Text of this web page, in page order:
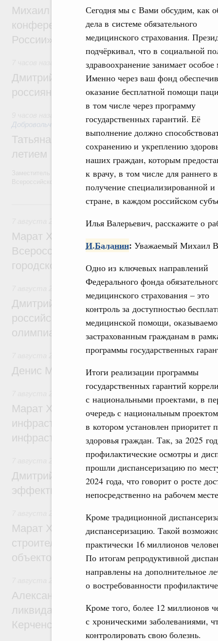
Сегодня мы с Вами обсудим, как
дела в системе обязательного
медицинского страхования.
подчёркивал, что в социальной
здравоохранение занимает особое
Именно через ваш фонд
оказание бесплатной помощи
в том числе через программу
государственных гарантий. Её
выполнение должно
сохранению и укреплению
наших граждан, которым
к врачу, в том числе для раннего
получение специализированной
стране, в каждом российском
Илья Валерьевич, расскажите о
И.Баланин: Уважаемый Михаил
Одно из ключевых направлений
Федерального фонда
медицинского страхования – это
контроль за доступностью
медицинской помощи,
застрахованным гражданам в
программы государственных
Итоги реализации программы
государственных гарантий
с национальными проектами, в
очередь с национальным
в котором установлен приоритет
здоровья граждан. Так, за 2025
профилактические осмотры и
прошли диспансеризацию по
2024 года, что говорит о росте
непосредственно на рабочем
Кроме традиционной
диспансеризацию. Такой
практически 16 миллионов
По итогам репродуктивной
направлены на дополнительное
о востребованности
Кроме того, более 12 миллионов
с хроническими заболеваниями,
контролировать свою болезнь.
Михаил Мишустин дал поручения по
конференции «Цифровая индустрия
России»
Спорт высших достижений и массовый
Дмитрий Чернышенко и Михаил
россиян с Днём физкультурника
Социальные инновации. Некоммерческие
Добровольчество и волонтёрство. Благотворительность
Татьяна Голикова поздравила
летием
Заместитель Председателя Правительства Татьяна Голикова
Вчера
Экономика городов. Городская среда
Марат Хуснуллин провёл заседание
Всероссийского конкурса лучших
городской среды
Отрасль информационных технологий
Дмитрий Чернышенко и Сергей Кравцов
российскую сборную с победой на
олимпиаде по искусственному
Общие вопросы промышленной политики
Денис Мантуров посетил Ярославскую
Бюджеты субъектов Федерации.
Марат Хуснуллин: 15 объектов
инфраструктуры построили и обновили
инфраструктурным кредитам
Развитие сельских территорий
Дмитрий Патрушев: Синхронизация
эффективность поддержки сельских
Экономика городов. Городская среда
Марат Хуснуллин: «Единый заказчик»
строительство и реконструкцию более
объектов
Александр Козлов провёл заседание
ликвидации последствий чрезвычайной
Керченском проливе